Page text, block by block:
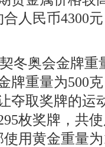
人民币4300
冬奥会金牌重
牌重量为500
夺取奖牌的运
枚奖牌，共
用黄金重量